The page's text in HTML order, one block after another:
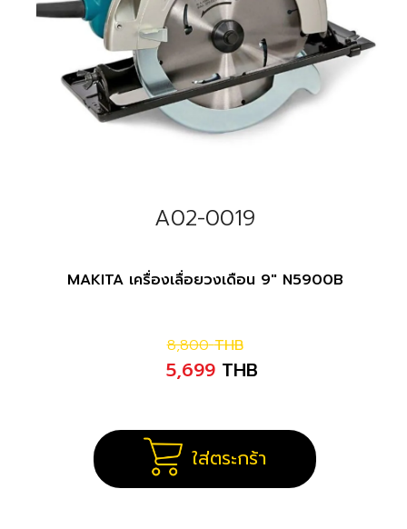
A02-0019
MAKITA เครื่องเลื่อยวงเดือน 9" N5900B
8,800 THB
5,699 THB
ใส่ตระกร้า